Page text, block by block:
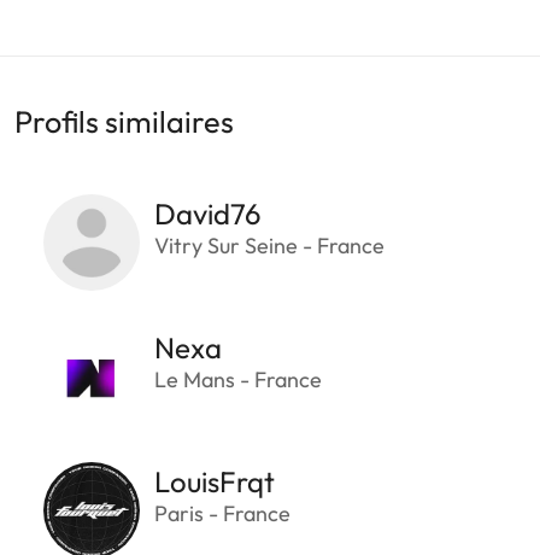
Profils similaires
David76
Vitry Sur Seine - France
Nexa
Le Mans - France
LouisFrqt
Paris - France